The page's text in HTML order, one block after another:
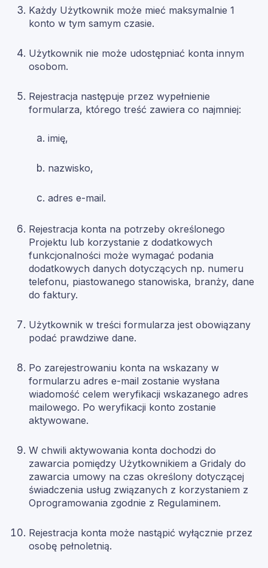
Każdy Użytkownik może mieć maksymalnie 1
konto w tym samym czasie.
Użytkownik nie może udostępniać konta innym
osobom.
Rejestracja następuje przez wypełnienie
formularza, którego treść zawiera co najmniej:
imię,
nazwisko,
adres e-mail.
Rejestracja konta na potrzeby określonego
Projektu lub korzystanie z dodatkowych
funkcjonalności może wymagać podania
dodatkowych danych dotyczących np. numeru
telefonu, piastowanego stanowiska, branży, dane
do faktury.
Użytkownik w treści formularza jest obowiązany
podać prawdziwe dane.
Po zarejestrowaniu konta na wskazany w
formularzu adres e-mail zostanie wysłana
wiadomość celem weryfikacji wskazanego adres
mailowego. Po weryfikacji konto zostanie
aktywowane.
W chwili aktywowania konta dochodzi do
zawarcia pomiędzy Użytkownikiem a Gridaly do
zawarcia umowy na czas określony dotyczącej
świadczenia usług związanych z korzystaniem z
Oprogramowania zgodnie z Regulaminem.
Rejestracja konta może nastąpić wyłącznie przez
osobę pełnoletnią.